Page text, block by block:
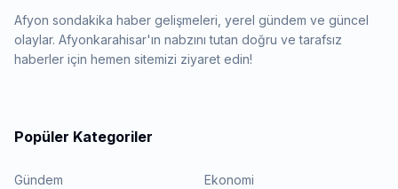
Afyon sondakika haber gelişmeleri, yerel gündem ve güncel
olaylar. Afyonkarahisar'ın nabzını tutan doğru ve tarafsız
haberler için hemen sitemizi ziyaret edin!
Popüler Kategoriler
Gündem Ekonomi